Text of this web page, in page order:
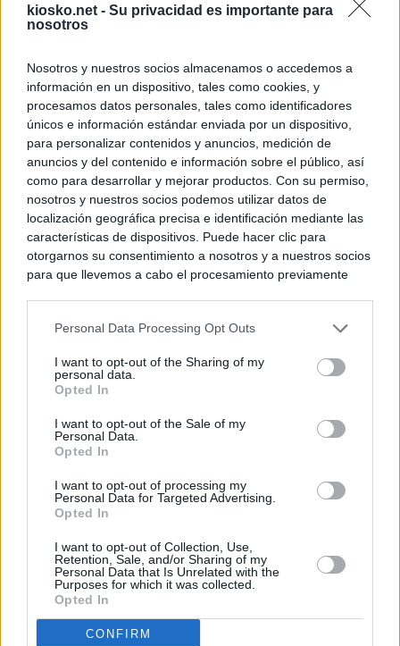
kiosko.net - Su privacidad es importante para
nosotros
Nosotros y nuestros socios almacenamos o accedemos a
información en un dispositivo, tales como cookies, y
procesamos datos personales, tales como identificadores
únicos e información estándar enviada por un dispositivo,
para personalizar contenidos y anuncios, medición de
anuncios y del contenido e información sobre el público, así
como para desarrollar y mejorar productos. Con su permiso,
nosotros y nuestros socios podemos utilizar datos de
localización geográfica precisa e identificación mediante las
características de dispositivos. Puede hacer clic para
otorgarnos su consentimiento a nosotros y a nuestros socios
para que llevemos a cabo el procesamiento previamente
negar su consentimiento. Tenga en cuenta que algún
de su consentimiento, pero usted tiene el derecho de
rechazar tal procesamiento. Sus preferencias se aplicarán
cualquier momento entrando de nuevo en este sitio web o
visitando nuestra política de privacidad.
Personal Data Processing Opt Outs
I want to opt-out of the Sharing of my
personal data.
Opted In
I want to opt-out of the Sale of my
Personal Data.
Opted In
I want to opt-out of processing my
Personal Data for Targeted Advertising.
Opted In
I want to opt-out of Collection, Use,
Retention, Sale, and/or Sharing of my
Personal Data that Is Unrelated with the
Purposes for which it was collected.
Opted In
CONFIRM